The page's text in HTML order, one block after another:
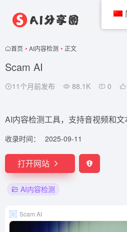
首页 • AI内容检测 • 正文
Scam AI
11个月前发布 88.1K 0
AI内容检测工具，支持音视频和文
收录时间： 2025-09-11
打开网站
AI内容检测
Scam AI